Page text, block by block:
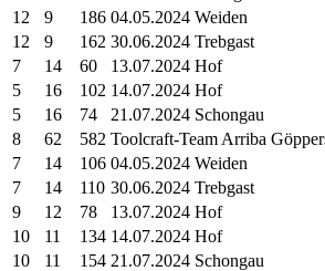
12
9 186 04.05.2024 Weiden
12
9 162 30.06.2024 Trebgast
7
14 60
13.07.2024 Hof
5
16 102 14.07.2024 Hof
5
16 74
21.07.2024 Schongau
8
62 582 Toolcraft-Team Arriba
7
14 106 04.05.2024 Weiden
7
14 110 30.06.2024 Trebgast
9
12 78
13.07.2024 Hof
10
11 134 14.07.2024 Hof
10
11 154 21.07.2024 Schongau